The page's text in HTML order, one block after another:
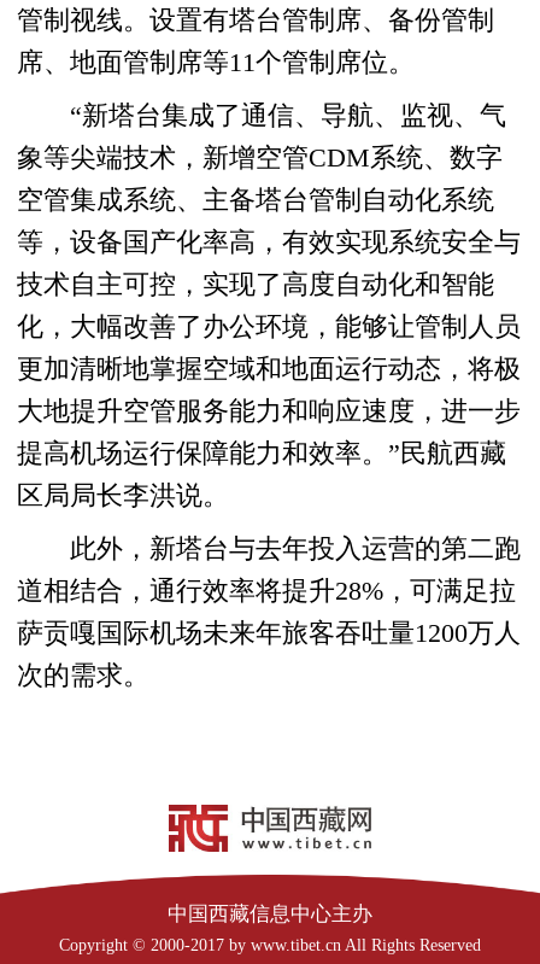
管制视线。设置有塔台管制席、备份管制
席、地面管制席等11个管制席位。
“新塔台集成了通信、导航、监视、气
象等尖端技术，新增空管CDM系统、数字
空管集成系统、主备塔台管制自动化系统
等，设备国产化率高，有效实现系统安全与
技术自主可控，实现了高度自动化和智能
化，大幅改善了办公环境，能够让管制人员
更加清晰地掌握空域和地面运行动态，将极
大地提升空管服务能力和响应速度，进一步
提高机场运行保障能力和效率。”民航西藏
区局局长李洪说。
此外，新塔台与去年投入运营的第二跑
道相结合，通行效率将提升28%，可满足拉
萨贡嘎国际机场未来年旅客吞吐量1200万人
次的需求。
中国西藏信息中心主办
Copyright © 2000-2017 by www.tibet.cn All Rights Reserved